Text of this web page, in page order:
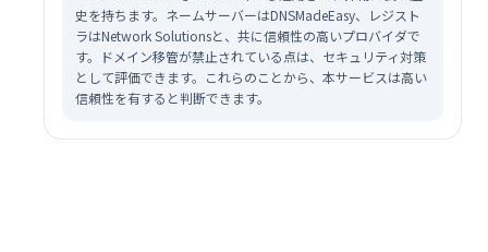
史を持ちます。ネームサーバーはDNSMadeEasy、レジスト
ラはNetwork Solutionsと、共に信頼性の高いプロバイダで
す。ドメイン移管が禁止されている点は、セキュリティ対策
として評価できます。これらのことから、本サービスは高い
信頼性を有すると判断できます。